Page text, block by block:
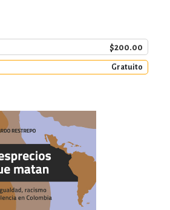
$200.00
Gratuito